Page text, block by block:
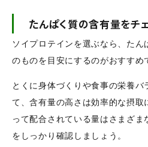
たんぱく質の含有量をチ
ソイプロテインを選ぶなら、た
のものを目安にするのがおすすめ
とくに身体づくりや食事の栄養バ
て、含有量の高さは効率的な摂取
って配合されている量はさまざ
をしっかり確認しましょう。